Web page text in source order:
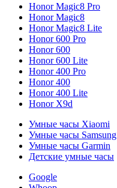
Honor Magic8 Pro
Honor Magic8
Honor Magic8 Lite
Honor 600 Pro
Honor 600
Honor 600 Lite
Honor 400 Pro
Honor 400
Honor 400 Lite
Honor X9d
Умные часы Xiaomi
Умные часы Samsung
Умные часы Garmin
Детские умные часы
Google